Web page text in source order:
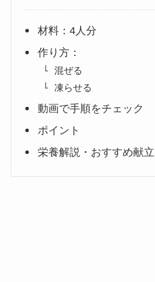
材料：4人分
作り方：
混ぜる
凍らせる
動画で手順をチェック
ポイント
栄養解説・おすすめ献立